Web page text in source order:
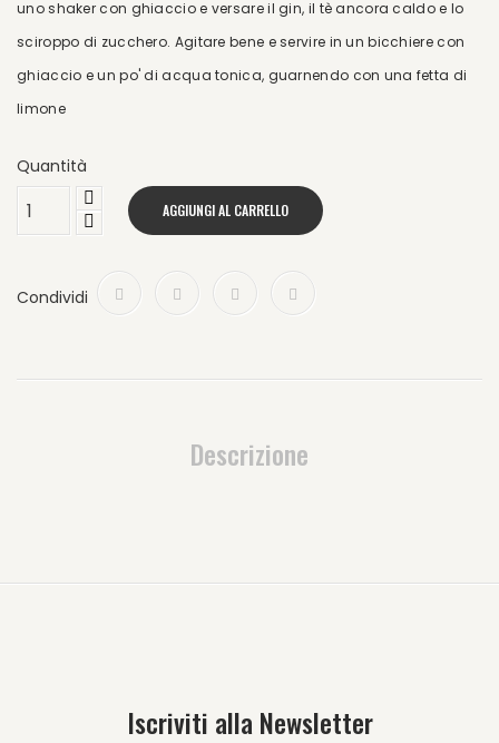
uno shaker con ghiaccio e versare il gin, il tè ancora caldo e lo
sciroppo di zucchero. Agitare bene e servire in un bicchiere con
ghiaccio e un po' di acqua tonica, guarnendo con una fetta di
limone
Quantità
AGGIUNGI AL CARRELLO
Condividi
Descrizione
Iscriviti alla Newsletter